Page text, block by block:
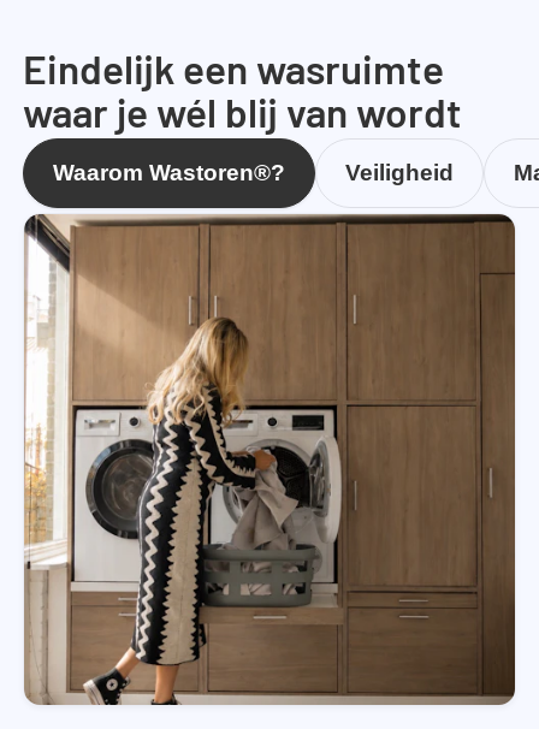
Eindelijk een wasruimte
waar je wél blij van wordt
Waarom Wastoren®? Veiligheid